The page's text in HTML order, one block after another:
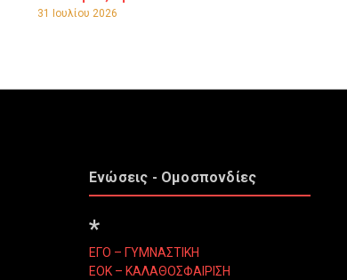
31 Ιουλίου 2026
Ενώσεις - Ομοσπονδίες
*
ΕΓΟ – ΓΥΜΝΑΣΤΙΚΗ
ΕΟΚ – ΚΑΛΑΘΟΣΦΑΙΡΙΣΗ